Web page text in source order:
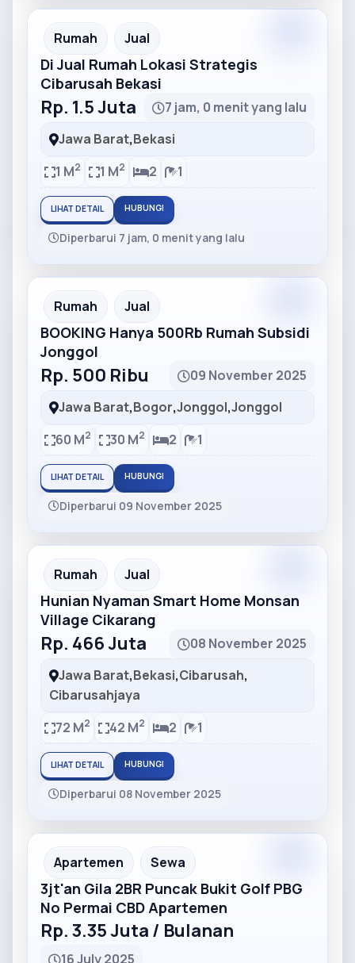
Partner Ad
Rumah Jual
Di Jual Rumah Lokasi Strategis
Cibarusah Bekasi
Rp. 1.5 Juta
7 jam, 0 menit yang lalu
Jawa Barat,Bekasi
1 M2 1 M2 2 1
LIHAT DETAIL HUBUNGI
Diperbarui 7 jam, 0 menit yang lalu
Partner Ad
Rumah Jual
BOOKING Hanya 500Rb Rumah Subsidi
Jonggol
Rp. 500 Ribu
09 November 2025
Jawa Barat,Bogor,Jonggol,Jonggol
60 M2 30 M2 2 1
LIHAT DETAIL HUBUNGI
Diperbarui 09 November 2025
Partner Ad
Rumah Jual
Hunian Nyaman Smart Home Monsan
Village Cikarang
Rp. 466 Juta
08 November 2025
Jawa Barat,Bekasi,Cibarusah,
Cibarusahjaya
72 M2 42 M2 2 1
LIHAT DETAIL HUBUNGI
Diperbarui 08 November 2025
Partner Ad
Apartemen Sewa
3jt'an Gila 2BR Puncak Bukit Golf PBG
No Permai CBD Apartemen
Rp. 3.35 Juta / Bulanan
16 July 2025